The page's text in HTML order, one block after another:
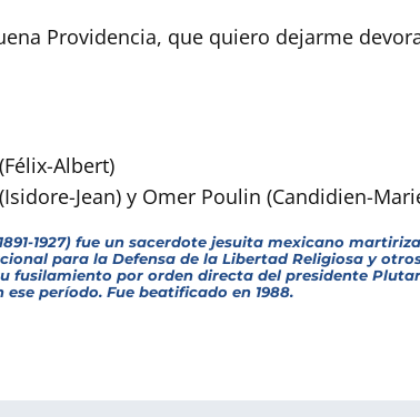
Providencia, que quiero dejarme
Albert)
Jean) y Omer Poulin (Candidien-
(1891-1927) fue un sacerdote jesuita mexicano
para la Defensa de la Libertad Religiosa y
fusilamiento por orden directa del presidente
ese período. Fue beatificado en 1988.